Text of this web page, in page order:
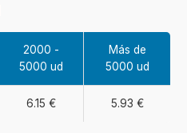
2000 -
5000 ud
Más de
5000 ud
6.15 € 5.93 €